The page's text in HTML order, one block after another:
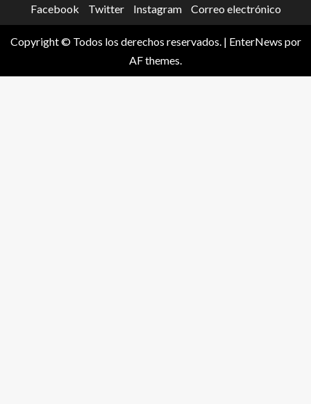
Facebook Twitter Instagram Correo electrónico
Copyright © Todos los derechos reservados. | EnterNews por
AF themes.